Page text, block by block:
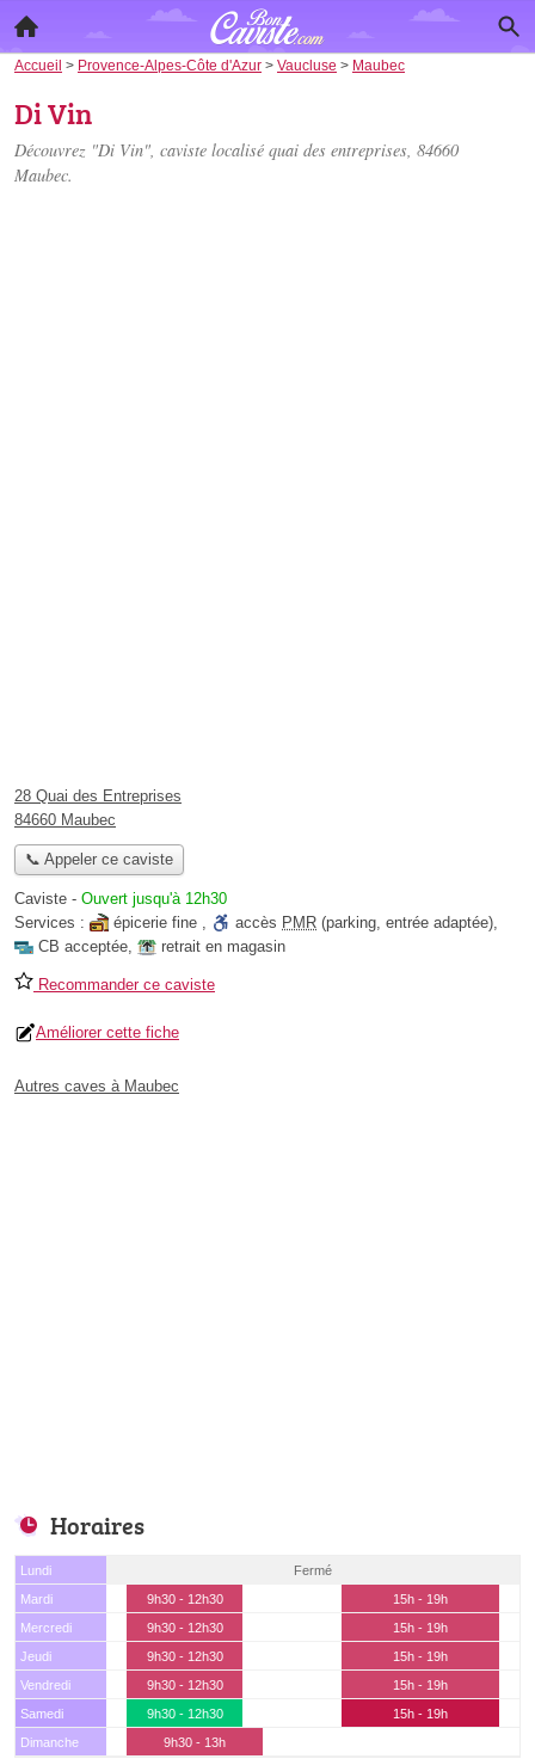
Accueil > Provence-Alpes-Côte d'Azur > Vaucluse > Maubec
Di Vin
Découvrez "Di Vin", caviste localisé quai des entreprises, 84660
Maubec.
28 Quai des Entreprises
84660 Maubec
📞 Appeler ce caviste
Caviste - Ouvert jusqu'à 12h30
Services :
épicerie fine , accès PMR (parking, entrée adaptée),
CB acceptée, retrait en magasin
Recommander ce caviste
Améliorer cette fiche
Autres caves à Maubec
Horaires
Lundi
Fermé
Mardi
9h30 - 12h30
15h - 19h
Mercredi
9h30 - 12h30
15h - 19h
Jeudi
9h30 - 12h30
15h - 19h
Vendredi
9h30 - 12h30
15h - 19h
Samedi
9h30 - 12h30
15h - 19h
Dimanche
9h30 - 13h